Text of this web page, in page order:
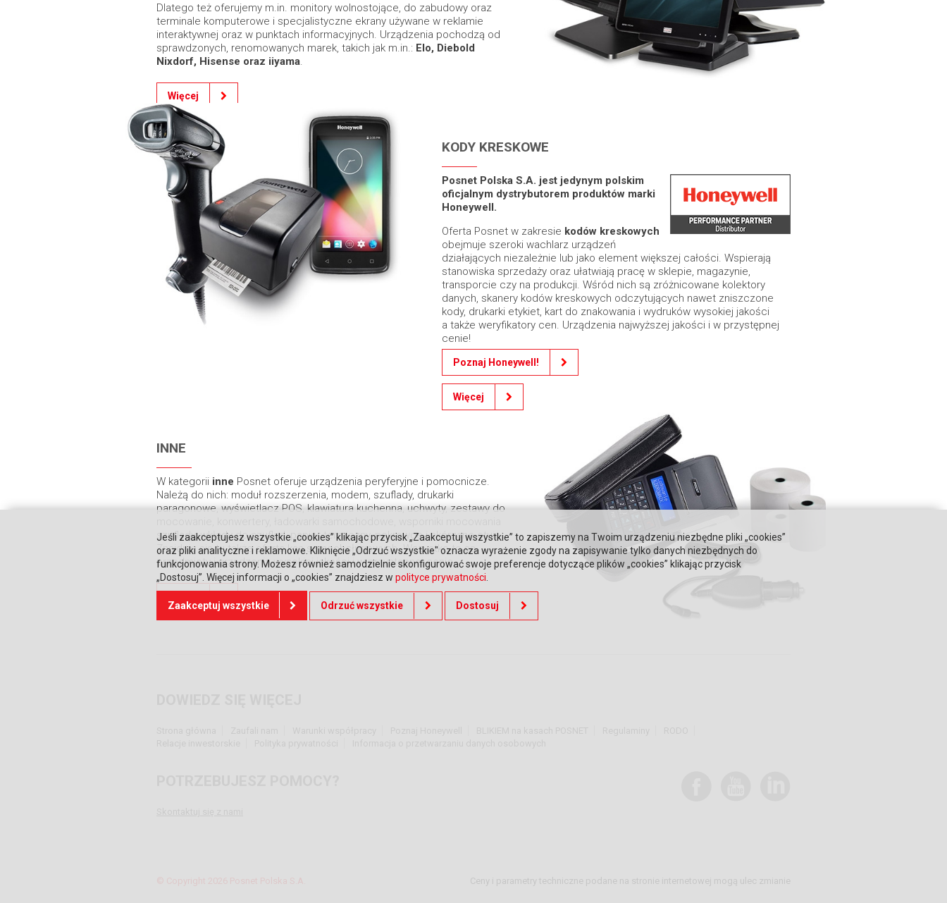
Dlatego też oferujemy m.in. monitory wolnostojące, do zabudowy oraz
terminale komputerowe i specjalistyczne ekrany używane w reklamie
interaktywnej oraz w punktach informacyjnych. Urządzenia pochodzą od
sprawdzonych, renomowanych marek, takich jak m.in.: Elo, Diebold
Nixdorf, Hisense oraz iiyama.
Więcej
KODY KRESKOWE
Posnet Polska S.A. jest jedynym polskim
oficjalnym dystrybutorem produktów marki
Honeywell.
Oferta Posnet w zakresie kodów kreskowych
obejmuje szeroki wachlarz urządzeń
działających niezależnie lub jako element większej całości. Wspierają
stanowiska sprzedaży oraz ułatwiają pracę w sklepie, magazynie,
transporcie czy na produkcji. Wśród nich są zróżnicowane kolektory
danych, skanery kodów kreskowych odczytujących nawet zniszczone
kody, drukarki etykiet, kart do znakowania i wydruków wysokiej jakości
a także weryfikatory cen. Urządzenia najwyższej jakości i w przystępnej
cenie!
Poznaj Honeywell!
Więcej
INNE
W kategorii inne Posnet oferuje urządzenia peryferyjne i pomocnicze.
Należą do nich: moduł rozszerzenia, modem, szuflady, drukarki
paragonowe, wyświetlacz POS, klawiatura kuchenna, uchwyty, zestawy do
szuflady, wkłady do szuflad, papier termiczny, pokrowce i skórzane etui.
Znajduje się tu także oferta kas samoobsługowych. Wszystko to są
przedmioty i urządzenia wysokiej jakości i w przystępnej cenie.
Ceny i parametry techniczne podane na stronie internetowej mogą ulec zmianie
Jeśli zaakceptujesz wszystkie „cookies” klikając przycisk „Zaakceptuj wszystkie” to zapiszemy na Twoim urządzeniu niezbędne pliki „cookies”
oraz pliki analityczne i reklamowe. Kliknięcie „Odrzuć wszystkie" oznacza wyrażenie zgody na zapisywanie tylko danych niezbędnych do
funkcjonowania strony. Możesz również samodzielnie skonfigurować swoje preferencje dotyczące plików „cookies” klikając przycisk
„Dostosuj”. Więcej informacji o „cookies” znajdziesz w polityce prywatności
Zaakceptuj wszystkie Odrzuć wszystkie Dostosuj